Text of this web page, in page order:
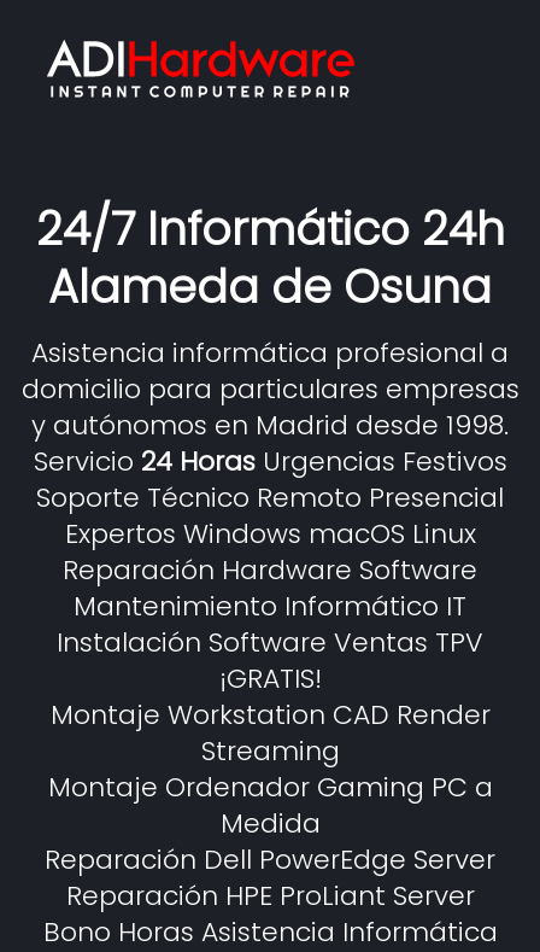
24/7 Informático 24h
Alameda de Osuna
Asistencia informática profesional a
domicilio para particulares empresas
y autónomos en Madrid desde 1998.
Servicio 24 HorasUrgencias Festivos
Soporte Técnico Remoto Presencial
Expertos Windows macOS Linux
Reparación Hardware Software
Mantenimiento Informático IT
Instalación Software Ventas TPV
¡GRATIS!
Montaje Workstation CAD Render
Streaming
Montaje Ordenador Gaming PC a
Medida
Reparación Dell PowerEdge Server
Reparación HPE ProLiant Server
Bono Horas Asistencia Informática